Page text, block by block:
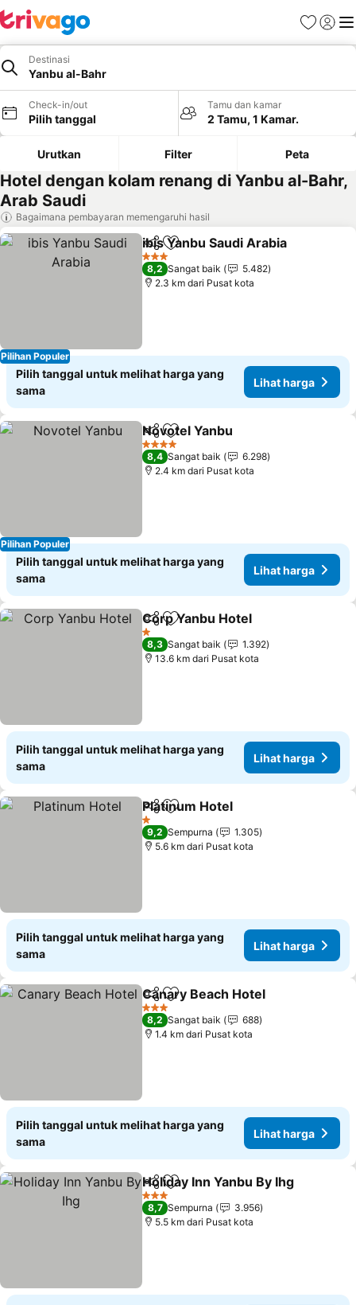
FavoritLogin
Destinasi
Yanbu al-Bahr
Check-in/out
Pilih tanggal
Tamu dan kamar
2 Tamu, 1 Kamar.
Urutkan Filter Peta
Hotel dengan kolam renang di Yanbu al-Bahr,
Arab Saudi
Bagaimana pembayaran memengaruhi hasil
Pilihan Populer
BagikanTambahkan ke favorit
ibis Yanbu Saudi Arabia
3 Bintang
8,2 Sangat baik
5.482
2.3 km dari Pusat kota
Pilih tanggal untuk melihat harga yang
sama
Lihat harga
Pilihan Populer
BagikanTambahkan ke favorit
Novotel Yanbu
4 Bintang
8,4 Sangat baik
6.298
2.4 km dari Pusat kota
Pilih tanggal untuk melihat harga yang
sama
Lihat harga
BagikanTambahkan ke favorit
Corp Yanbu Hotel
1 Bintang
8,3 Sangat baik
1.392
13.6 km dari Pusat kota
Pilih tanggal untuk melihat harga yang
sama
Lihat harga
BagikanTambahkan ke favorit
Platinum Hotel
1 Bintang
9,2 Sempurna
1.305
5.6 km dari Pusat kota
Pilih tanggal untuk melihat harga yang
sama
Lihat harga
BagikanTambahkan ke favorit
Canary Beach Hotel
3 Bintang
8,2 Sangat baik
688
1.4 km dari Pusat kota
Pilih tanggal untuk melihat harga yang
sama
Lihat harga
BagikanTambahkan ke favorit
Holiday Inn Yanbu By Ihg
3 Bintang
8,7 Sempurna
3.956
5.5 km dari Pusat kota